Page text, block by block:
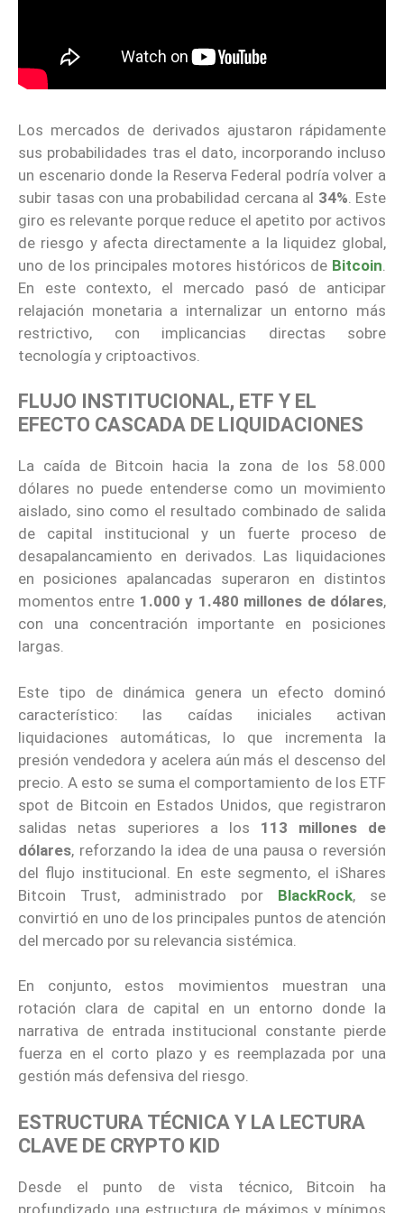
Los mercados de derivados ajustaron rápidamente
sus probabilidades tras el dato, incorporando incluso
un escenario donde la Reserva Federal podría volver a
subir tasas con una probabilidad cercana al 34% . Este
giro es relevante porque reduce el apetito por activos
de riesgo y afecta directamente a la liquidez global,
uno de los principales motores históricos de Bitcoin
En este contexto, el mercado pasó de anticipar
relajación monetaria a internalizar un entorno más
restrictivo, con implicancias directas sobre
tecnología y criptoactivos.
FLUJO INSTITUCIONAL, ETF Y EL
EFECTO CASCADA DE LIQUIDACIONES
La caída de Bitcoin hacia la zona de los 58.000
dólares no puede entenderse como un movimiento
aislado, sino como el resultado combinado de salida
de capital institucional y un fuerte proceso de
desapalancamiento en derivados. Las liquidaciones
en posiciones apalancadas superaron en distintos
momentos entre 1.000 y 1.480 millones de dólares,
con una concentración importante en posiciones
largas.
Este tipo de dinámica genera un efecto dominó
característico: las caídas iniciales activan
liquidaciones automáticas, lo que incrementa la
presión vendedora y acelera aún más el descenso del
precio. A esto se suma el comportamiento de los ETF
spot de Bitcoin en Estados Unidos, que registraron
salidas netas superiores a los 113 millones de
dólares, reforzando la idea de una pausa o reversión
del flujo institucional. En este segmento, el iShares
Bitcoin Trust, administrado por BlackRock, se
convirtió en uno de los principales puntos de atención
del mercado por su relevancia sistémica.
En conjunto, estos movimientos muestran una
rotación clara de capital en un entorno donde la
narrativa de entrada institucional constante pierde
fuerza en el corto plazo y es reemplazada por una
gestión más defensiva del riesgo.
ESTRUCTURA TÉCNICA Y LA LECTURA
CLAVE DE CRYPTO KID
Desde el punto de vista técnico, Bitcoin ha
profundizado una estructura de máximos y mínimos